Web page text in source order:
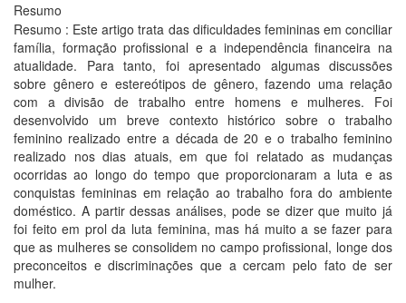
Resumo
Resumo : Este artigo trata das dificuldades femininas em conciliar
família, formação profissional e a independência financeira na
atualidade. Para tanto, foi apresentado algumas discussões
sobre gênero e estereótipos de gênero, fazendo uma relação
com a divisão de trabalho entre homens e mulheres. Foi
desenvolvido um breve contexto histórico sobre o trabalho
feminino realizado entre a década de 20 e o trabalho feminino
realizado nos dias atuais, em que foi relatado as mudanças
ocorridas ao longo do tempo que proporcionaram a luta e as
conquistas femininas em relação ao trabalho fora do ambiente
doméstico. A partir dessas análises, pode se dizer que muito já
foi feito em prol da luta feminina, mas há muito a se fazer para
que as mulheres se consolidem no campo profissional, longe dos
preconceitos e discriminações que a cercam pelo fato de ser
mulher.